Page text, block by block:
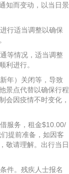
知而变动，以当日景
行适当调整以确保
等情况，适当调整
利进行。
年）关闭等，导致
景点代替以确保行程
会因疫情不时变化，
服务，租金$10.00/
提前准备，如因客
敬请理解。出行当日
件。残疾人士报名